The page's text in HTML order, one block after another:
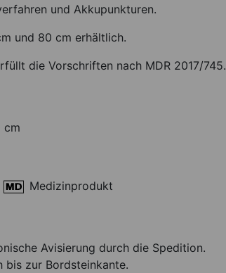
und Akkupunkturen.
und 80 cm erhältlich.
die Vorschriften nach MDR 2017/745.
cm
Medizinprodukt
Avisierung durch die Spedition.
zur Bordsteinkante.